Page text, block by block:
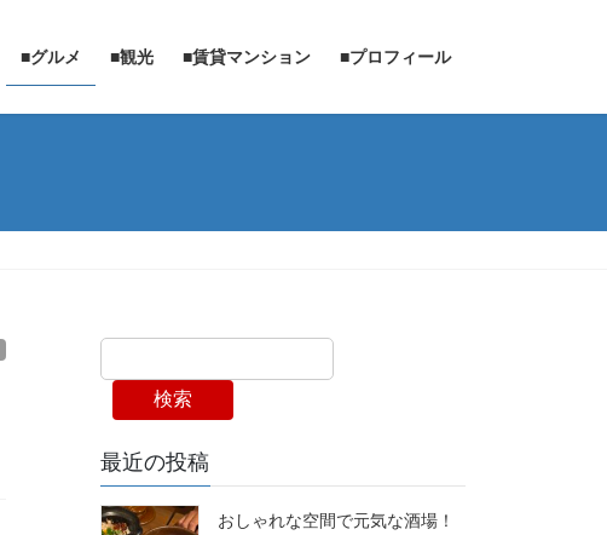
■グルメ ■観光 ■賃貸マンション ■プロフィール
検索
最近の投稿
おしゃれな空間で元気な酒場！